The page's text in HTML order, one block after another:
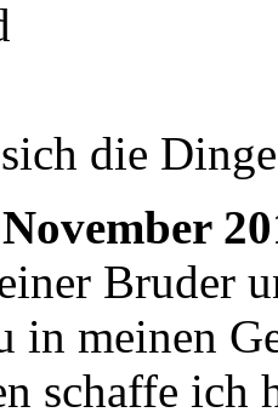
die
Bruder
in meinen
schaffe ich